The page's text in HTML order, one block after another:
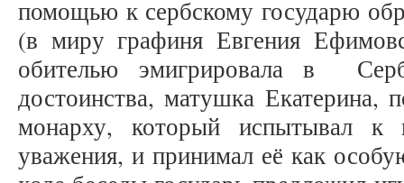
помощью к сербскому государю
(в миру графиня Евгения
обителью эмигрировала в
достоинства, матушка Екатерина,
монарху, который испытывал к
уважения, и принимал её как